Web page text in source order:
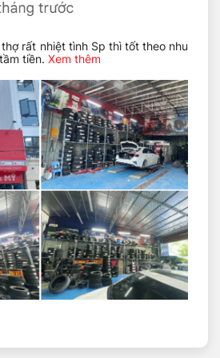
Thường Gặp
Cho SUV Cao Cấp Tại
Sport sở hữu bộ thông
cho dòng xe SUV và crossover
– Tạo diện tích tiếp xúc lớn,
bám so với lốp 255mm
– Cân bằng hoàn hảo giữa sự
nhanh nhạy
22 inch – Tương thích với mâm
tầm thẩm mỹ
rất nhiệt tình Sp thì tốt theo nhu
tiền. Xem thêm